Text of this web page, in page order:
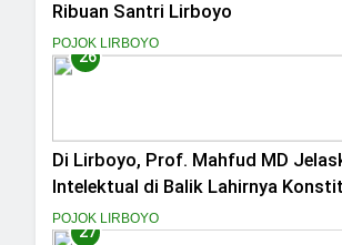
Ribuan Santri Lirboyo
POJOK LIRBOYO
26
Di Lirboyo, Prof. Mahfud MD
Intelektual di Balik Lahirnya
POJOK LIRBOYO
27